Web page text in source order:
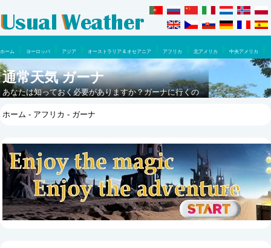
ホーム ヨーロッパ アジア オーストラリア & オセアニア アフリカ 北アメリカ
中央アメリカ
南アメリカ
通常天気 ガーナ
あなたは知っておく必要がありますか？ガーナに行くの
できるでしょうか。
ホーム - アフリカ - ガーナ